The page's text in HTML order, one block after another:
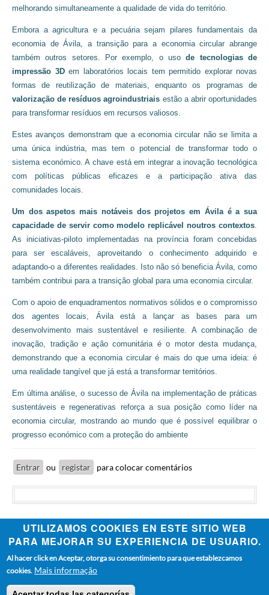
melhorando simultaneamente a qualidade de vida do território.
Embora a agricultura e a pecuária sejam pilares fundamentais da
economia de Ávila, a transição para a economia circular abrange
também outros setores. Por exemplo, o usode tecnologias de
impressão 3Dem laboratórios locais tem permitido explorar novas
formas de reutilização de materiais, enquanto os programas de
valorização de resíduos agroindustriais estão a abrir oportunidades
para transformar resíduos em recursos valiosos.
Estes avanços demonstram que a economia circular não se limita a
uma única indústria, mas tem o potencial de transformar todo o
sistema económico. A chave está em integrar a inovação tecnológica
com políticas públicas eficazes e a participação ativa das
comunidades locais.
Um dos aspetos mais notáveis dos projetos em Ávila é a sua
capacidade de servir como modelo replicável noutros contextos.
As iniciativas-piloto implementadas na província foram concebidas
para ser escaláveis, aproveitando o conhecimento adquirido e
adaptando-o a diferentes realidades. Isto não só beneficia Ávila, como
também contribui para a transição global para uma economia circular.
Com o apoio de enquadramentos normativos sólidos e o compromisso
dos agentes locais, Ávila está a lançar as bases para um
desenvolvimento mais sustentável e resiliente. A combinação de
inovação, tradição e ação comunitária é o motor desta mudança,
demonstrando que a economia circular é mais do que uma ideia: é
uma realidade tangível que já está a transformar territórios.
Em última análise, o sucesso de Ávila na implementação de práticas
sustentáveis e regenerativas reforça a sua posição como líder na
economia circular, mostrando ao mundo que é possível equilibrar o
progresso económico com a proteção do ambiente
Entrar ou registar para colocar comentários
FOOTER
Aviso Legal Ecodesigned Website Mapa web
Email de contato:poctep.circularlab@gmail.com
UTILIZAMOS COOKIES EN ESTE SITIO WEB
PARA MEJORAR SU EXPERIENCIA DE USUARIO.
Al hacer click en Aceptar, otorga su consentimiento para que establezcamos
cookies. Mais informação